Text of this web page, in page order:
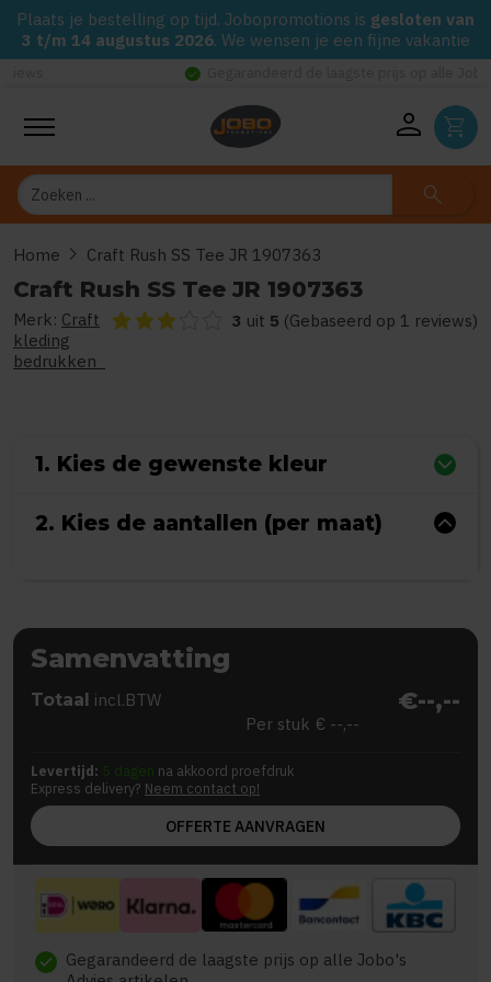
Plaats je bestelling op tijd. Jobopromotions is gesloten van
3 t/m 14 augustus 2026. We wensen je een fijne vakantie
Gegarandeerd de laagste prijs op alle Jobo's Advies artikelen
person shopping_cart
Zoeken search
Home chevron_right Craft Rush SS Tee JR 1907363
Craft Rush SS Tee JR 1907363
Merk: Craft
kleding
bedrukken
De beoordeling van dit product is3 van de 5
3 uit 5 (Gebaseerd op 1 reviews)
1. Kies de gewenste kleur
2. Kies de aantallen (per maat)
Samenvatting
Totaal incl.BTW €--,--
Per stuk € --,--
Levertijd: 5 dagen na akkoord proefdruk
Express delivery? Neem contact op!
OFFERTE AANVRAGEN
check Gegarandeerd de laagste prijs op alle Jobo's